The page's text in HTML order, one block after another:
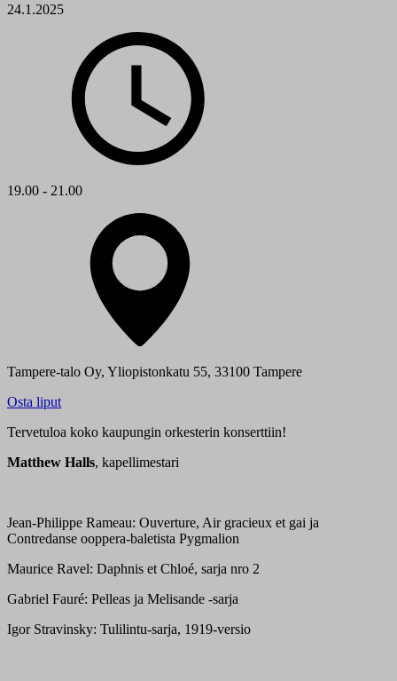
24.1.2025
19.00 - 21.00
Tampere-talo Oy, Yliopistonkatu 55, 33100 Tampere
Osta liput
Tervetuloa koko kaupungin orkesterin konserttiin!
Matthew Halls, kapellimestari
Jean-Philippe Rameau: Ouverture, Air gracieux et gai ja
Contredanse ooppera-baletista Pygmalion
Maurice Ravel: Daphnis et Chloé, sarja nro 2
Gabriel Fauré: Pelleas ja Melisande -sarja
Igor Stravinsky: Tulilintu-sarja, 1919-versio